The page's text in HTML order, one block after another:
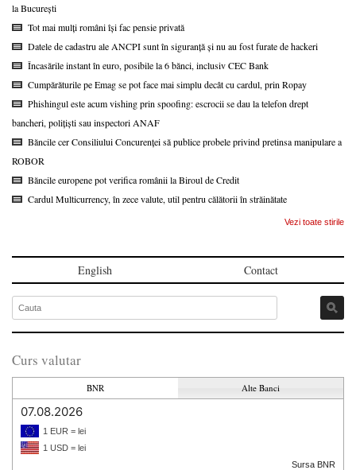
la București
Tot mai mulți români își fac pensie privată
Datele de cadastru ale ANCPI sunt în siguranță și nu au fost furate de hackeri
Încasările instant în euro, posibile la 6 bănci, inclusiv CEC Bank
Cumpărăturile pe Emag se pot face mai simplu decât cu cardul, prin Ropay
Phishingul este acum vishing prin spoofing: escrocii se dau la telefon drept
bancheri, polițiști sau inspectori ANAF
Băncile cer Consiliului Concurenței să publice probele privind pretinsa manipulare a
ROBOR
Băncile europene pot verifica românii la Biroul de Credit
Cardul Multicurrency, în zece valute, util pentru călătorii în străinătate
Vezi toate stirile
English Contact
Curs valutar
BNR Alte Banci
07.08.2026
1 EUR = lei
1 USD = lei
Sursa BNR